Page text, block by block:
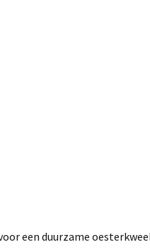
een duurzame